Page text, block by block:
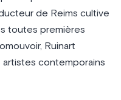
de Reims cultive
toutes premières
Ruinart
artistes contemporains